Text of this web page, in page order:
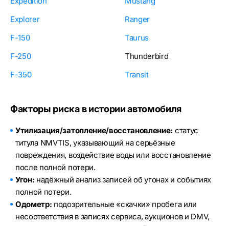
Explorer
F-150
F-250
F-350
Ranger
Taurus
Thunderbird
Transit
Факторы риска в истории автомобиля
Утилизация/затопление/восстановление: статус
титула NMVTIS, указывающий на серьёзные
повреждения, воздействие воды или восстановление
после полной потери.
Угон: надёжный анализ записей об угонах и событиях
полной потери.
Одометр: подозрительные «скачки» пробега или
несоответствия в записях сервиса, аукционов и DMV,